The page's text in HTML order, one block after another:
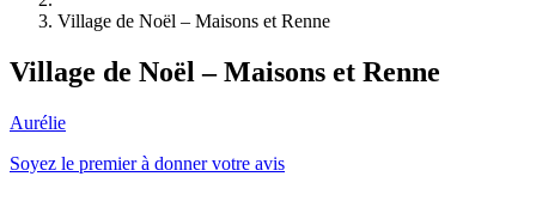
Village de Noël – Maisons et Renne
Village de Noël – Maisons et Renne
Aurélie
Soyez le premier à donner votre avis